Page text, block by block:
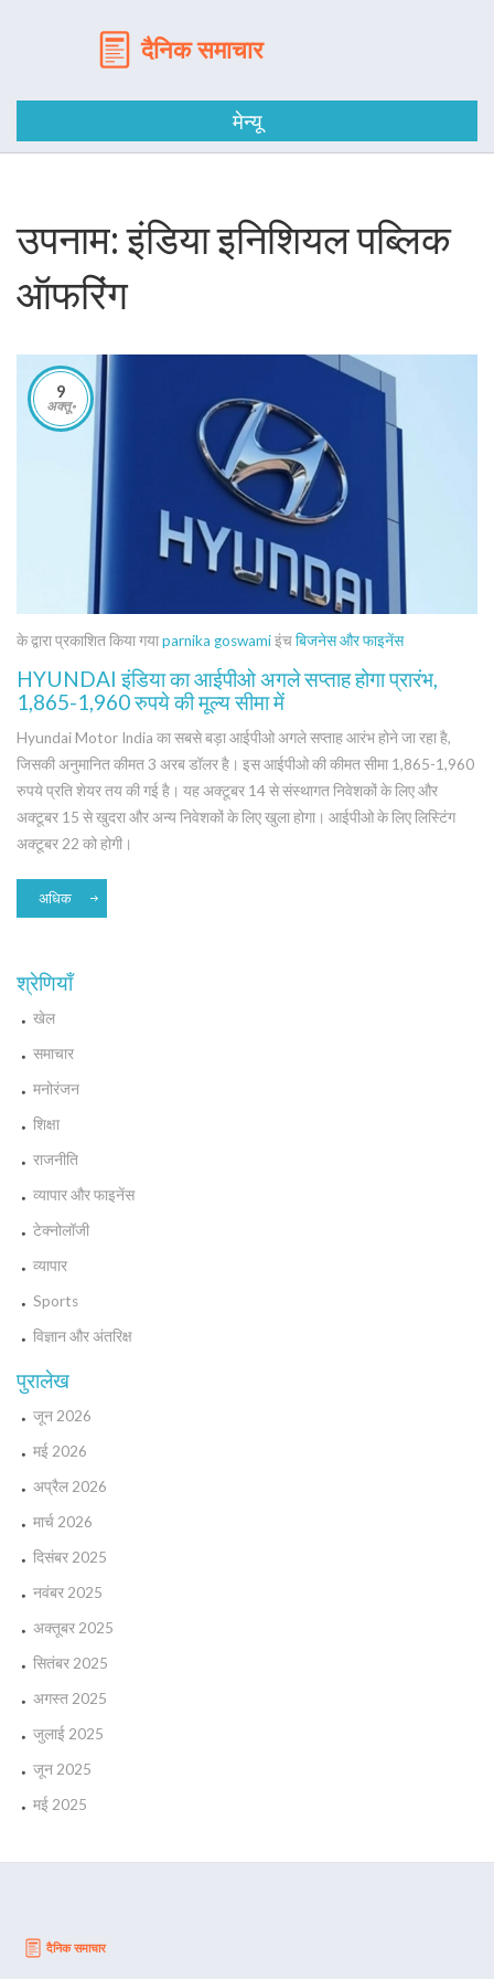
मेन्यू
उपनाम: इंडिया इनिशियल पब्लिक
ऑफरिंग
9
अक्तू॰
के द्वारा प्रकाशित किया गयाparnika goswamiइंचबिजनेस और फाइनेंस
HYUNDAI इंडिया का आईपीओ अगले सप्ताह होगा प्रारंभ,
1,865-1,960 रुपये की मूल्य सीमा में
Hyundai Motor India का सबसे बड़ा आईपीओ अगले सप्ताह आरंभ होने जा रहा है,
जिसकी अनुमानित कीमत 3 अरब डॉलर है। इस आईपीओ की कीमत सीमा 1,865-1,960
रुपये प्रति शेयर तय की गई है। यह अक्टूबर 14 से संस्थागत निवेशकों के लिए और
अक्टूबर 15 से खुदरा और अन्य निवेशकों के लिए खुला होगा। आईपीओ के लिए लिस्टिंग
अक्टूबर 22 को होगी।
अधिक
श्रेणियाँ
खेल
समाचार
मनोरंजन
शिक्षा
राजनीति
व्यापार और फाइनेंस
टेक्नोलॉजी
व्यापार
Sports
विज्ञान और अंतरिक्ष
पुरालेख
जून 2026
मई 2026
अप्रैल 2026
मार्च 2026
दिसंबर 2025
नवंबर 2025
अक्तूबर 2025
सितंबर 2025
अगस्त 2025
जुलाई 2025
जून 2025
मई 2025